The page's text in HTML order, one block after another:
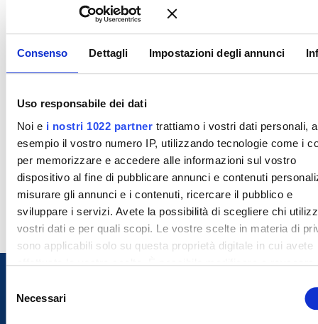
Consenso Dettagli Impostazioni degli annunci
Uso responsabile dei dati
Noi e i nostri 1022 partnertrattiamo i vostri dati personali,
esempio il vostro numero IP, utilizzando tecnologie come i
per memorizzare e accedere alle informazioni sul vostro
dispositivo al fine di pubblicare annunci e contenuti
misurare gli annunci e i contenuti, ricercare il pubblico e
sviluppare i servizi. Avete la possibilità di scegliere chi
vostri dati e per quali scopi. Le vostre scelte in materia di
sono applicabili solo su questa proprietà digitale in cui avete
effettuato le vostre scelte. È possibile modificare o revocare
cookie o facendo clic sull'icona di attivazione della privacy.
Necessari